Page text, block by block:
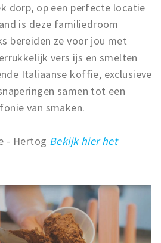
dorp, op een perfecte locatie
is deze familiedroom
bereiden ze voor jou met
vers ijs en smelten
Italiaanse koffie, exclusieve
samen tot een
van smaken.
- Hertog Bekijk hier het